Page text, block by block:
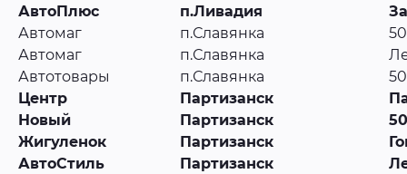
АвтоПлюс
п.Ливадия
Автомаг
п.Славянка
Автомаг
п.Славянка
Автотовары
п.Славянка
Центр
Партизанск
Новый
Партизанск
Жигуленок
Партизанск
АвтоСтиль
Партизанск